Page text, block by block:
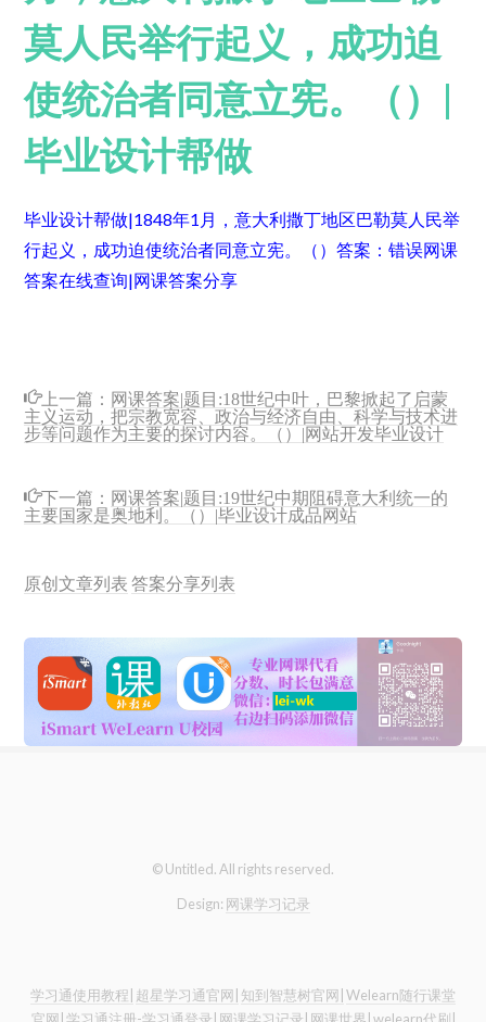
莫人民举行起义，成功迫
使统治者同意立宪。（）|
毕业设计帮做
毕业设计帮做|1848年1月，意大利撒丁地区巴勒莫人民举
行起义，成功迫使统治者同意立宪。（）答案：错误网课
答案在线查询|网课答案分享
上一篇： 网课答案|题目:18世纪中叶，巴黎掀起了启蒙
主义运动，把宗教宽容、政治与经济自由、科学与技术进
步等问题作为主要的探讨内容。（）|网站开发毕业设计
下一篇： 网课答案|题目:19世纪中期阻碍意大利统一的
主要国家是奥地利。（）|毕业设计成品网站
原创文章列表 答案分享列表
© Untitled. All rights reserved.
Design: 网课学习记录
学习通使用教程| 超星学习通官网| 知到智慧树官网| Welearn随行课堂
官网| 学习通注册-学习通登录| 网课学习记录| 网课世界| welearn代刷|